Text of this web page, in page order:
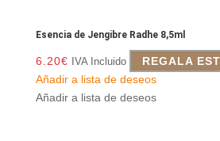
Esencia de Jengibre Radhe 8,5ml
6.20€ IVA Incluido
REGALA
Añadir a lista de deseos
Añadir a lista de deseos